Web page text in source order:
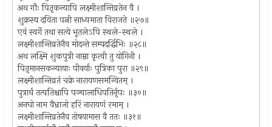
अथ गौः पितृकन्यापि लक्ष्मीशान्तिव्रतेन वै ।
शुक्रस्य दयिता पत्नी साध्यमाता विराजते ॥२७॥
एवं स्वर्गे तथा सत्ये भूतलेऽपि स्थले-स्थले ।
लक्ष्मीशान्तिव्रतेनैव मोदन्ते सम्पदर्द्धिभिः ॥२८॥
अथ लक्ष्मि शुकपुत्री नाम्ना कृत्वी तु योगिनी ।
पितृमानसकन्यायाः पीवर्याः पुत्रिका पुरा ॥२९॥
लक्ष्मीशान्तिव्रतं चक्रे नारायणसमन्वितम् ।
पुत्रार्थं तत्पतिश्चापि पञ्चालाधिपतिर्नृपः ॥३०॥
अनघो नाम वैभ्राजो हरिं नारायणं रमाम् ।
लक्ष्मीशान्तिव्रतेनैव तोषयामास वै ततः ॥३१॥